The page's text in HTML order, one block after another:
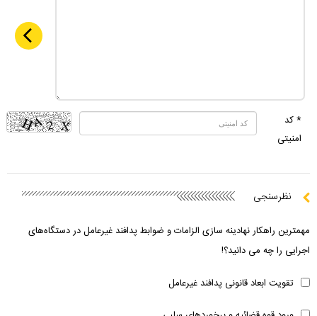
* کد
امنیتی
نظرسنجی
مهمترین راهکار نهادینه سازی الزامات و ضوابط پدافند غیرعامل در دستگاه‌های
اجرایی را چه می دانید؟!
تقویت ابعاد قانونی پدافند غیرعامل